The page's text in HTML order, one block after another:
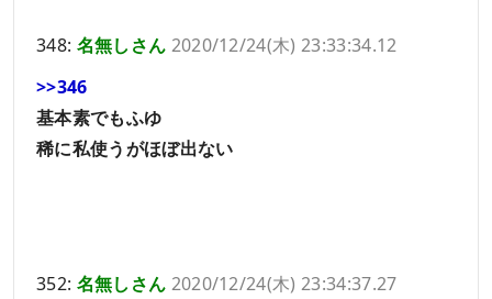
348: 名無しさん 2020/12/24(木) 23:33:34.12
>>346
基本素でもふゆ
稀に私使うがほぼ出ない
352: 名無しさん 2020/12/24(木) 23:34:37.27